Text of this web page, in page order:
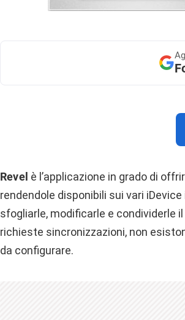
Revel è l’applicazione in grado di
rendendole disponibili sui vari
sfogliarle, modificarle e condividerle
richieste sincronizzazioni, non
da configurare.